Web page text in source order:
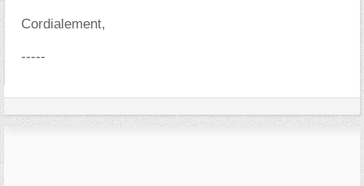
Cordialement,
-----